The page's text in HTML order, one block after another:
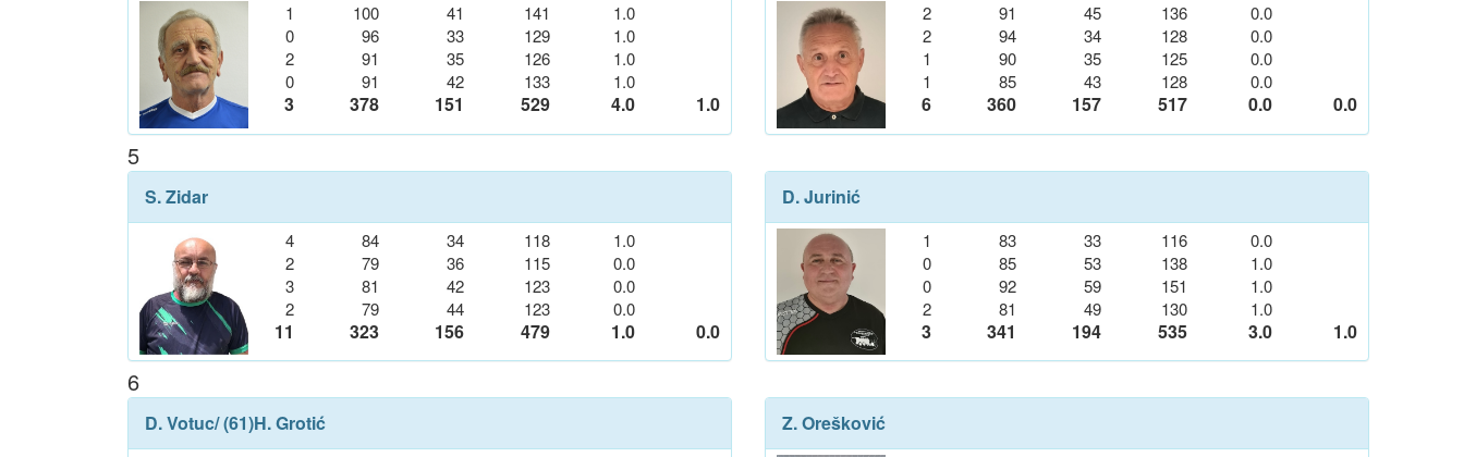
1 100 41 141
1.0
0
96 33 129
1.0
2
91 35 126
1.0
0
91 42 133 1.0
3 378 151 529 4.0 1.0
2 91 45 136
0.0
2
94 34 128
0.0
1
90 35 125
0.0
1
85 43 128 0.0
6 360 157 517 0.0 0.0
5
S. Zidar
4 84 34 118
1.0
2
79 36 115
0.0
3
81 42 123
0.0
2
79 44 123 0.0
11 323 156 479 1.0 0.0
D. Jurinić
1 83 33 116
0.0
0
85 53 138
1.0
0
92 59 151
1.0
2
81 49 130 1.0
3 341 194 535 3.0 1.0
6
D. Votuc/ (61)H. Grotić Z. Orešković